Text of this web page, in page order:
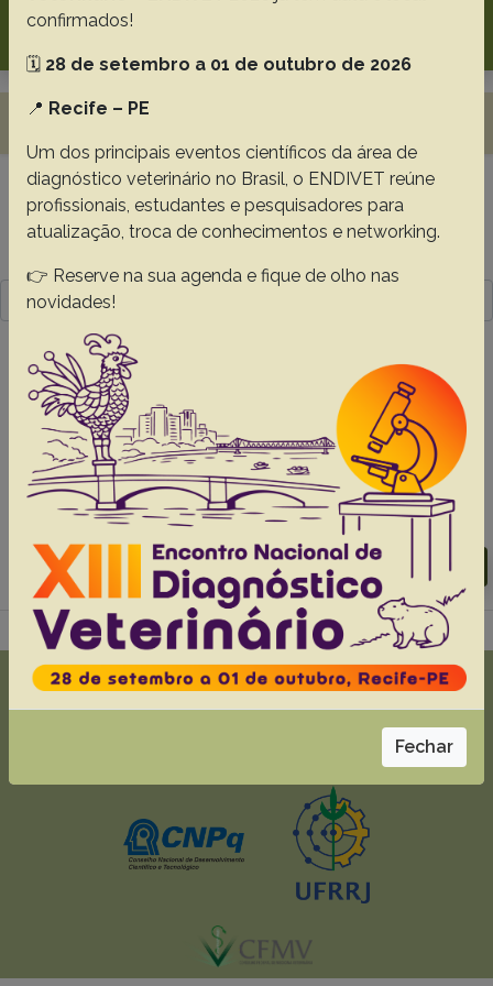
Toggle navigation
Resultado da pesquisa (1)
Termo utilizado na pesquisa
#1 -
Macroscopic and microscopic
morphology of the trachea and lungs of giant
anteater (Myrmecophaga tridactyla)
Oliveira E. Nascente E.P. Oliveira L.P.
Santiago Neto J.M.
Roquete J.C.
Santin A.P.I. Moura V.M.B.D.
English Portuguese
Go to 40(12), 2020
Download article |
confirmados!
🗓️ 28 de setembro a 01 de outubro de 2026
📍 Recife – PE
Um dos principais eventos científicos da área de
diagnóstico veterinário no Brasil, o ENDIVET reúne
profissionais, estudantes e pesquisadores para
atualização, troca de conhecimentos e networking.
👉 Reserve na sua agenda e fique de olho nas
novidades!
Fechar